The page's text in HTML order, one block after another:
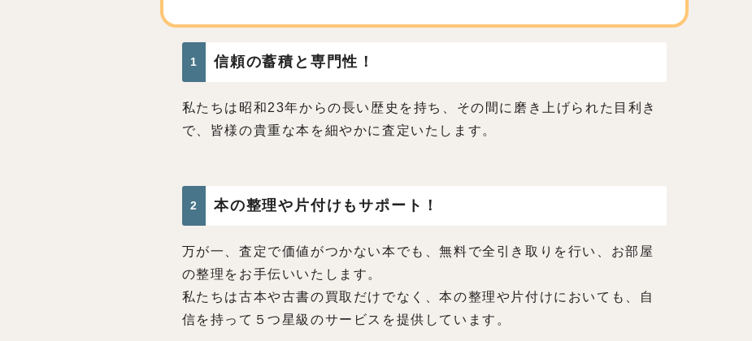
1 信頼の蓄積と専門性！
私たちは昭和23年からの長い歴史を持ち、その間に磨き上げられた目利き
で、皆様の貴重な本を細やかに査定いたします。
2 本の整理や片付けもサポート！
万が一、査定で価値がつかない本でも、無料で全引き取りを行い、お部屋
の整理をお手伝いいたします。
私たちは古本や古書の買取だけでなく、本の整理や片付けにおいても、自
信を持って５つ星級のサービスを提供しています。